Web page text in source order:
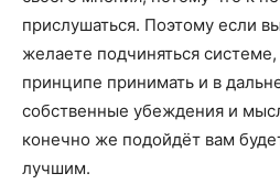
прислушаться. Поэтому если
желаете подчиняться
принципе принимать и в
собственные убеждения и
конечно же подойдёт вам
лучшим.